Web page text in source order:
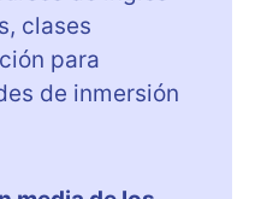
clases
para
de inmersión